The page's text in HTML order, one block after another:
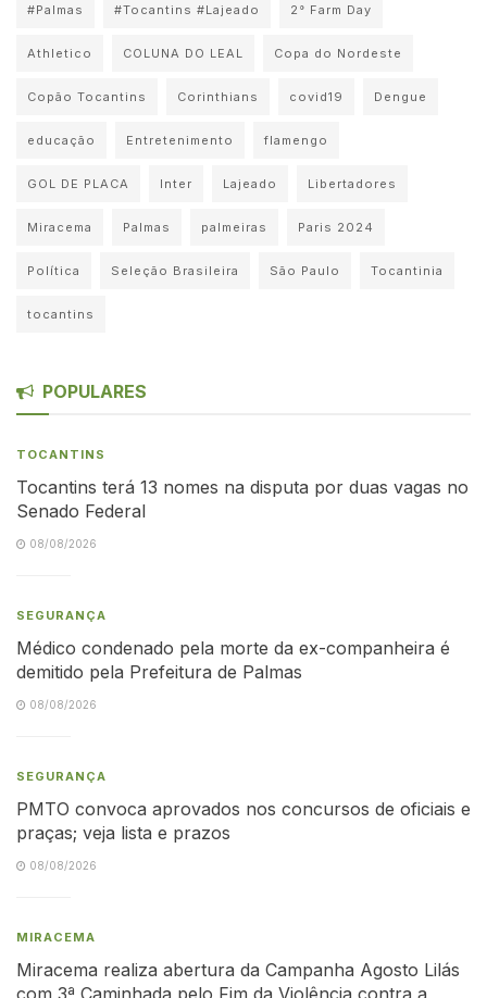
#Palmas #Tocantins #Lajeado 2° Farm Day
Athletico COLUNA DO LEAL Copa do Nordeste
Copão Tocantins Corinthians covid19 Dengue
educação Entretenimento flamengo
GOL DE PLACA Inter Lajeado Libertadores
Miracema Palmas palmeiras Paris 2024
Política Seleção Brasileira São Paulo Tocantinia
tocantins
POPULARES
TOCANTINS
Tocantins terá 13 nomes na disputa por duas vagas no
Senado Federal
08/08/2026
SEGURANÇA
Médico condenado pela morte da ex-companheira é
demitido pela Prefeitura de Palmas
08/08/2026
SEGURANÇA
PMTO convoca aprovados nos concursos de oficiais e
praças; veja lista e prazos
08/08/2026
MIRACEMA
Miracema realiza abertura da Campanha Agosto Lilás
com 3ª Caminhada pelo Fim da Violência contra a